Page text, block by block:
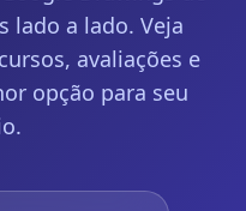
lado a lado. Veja
avaliações e
opção para seu